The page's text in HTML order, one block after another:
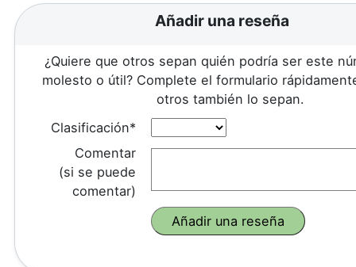
Añadir una reseña
¿Quiere que otros sepan quién podría ser este
molesto o útil? Complete el formulario
otros también lo sepan.
Clasificación*
Comentar
(si se puede
comentar)